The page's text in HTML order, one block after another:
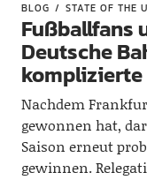
BLOG STATE OF THE
Fußballfans
Deutsche
Nachdem
gewonnen hat,
Saison erneut
gewinnen.